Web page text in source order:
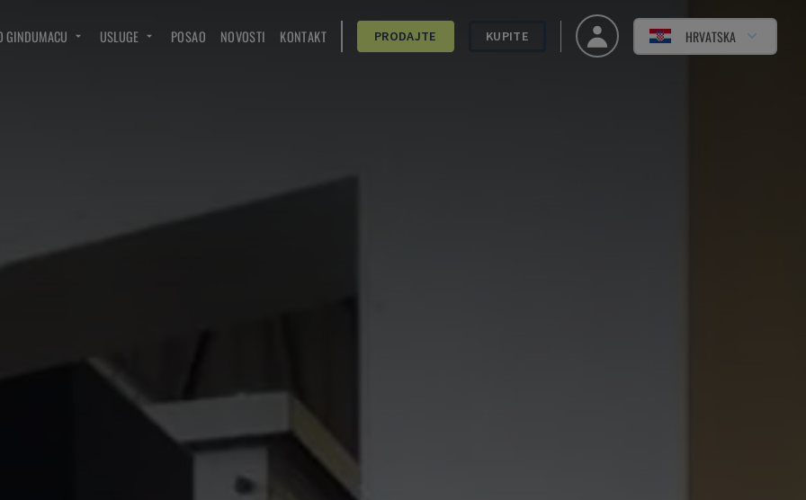
GINDUMACU USLUGE POSAO NOVOSTI KONTAKT PRODAJTE KUPITE HRVATSKA